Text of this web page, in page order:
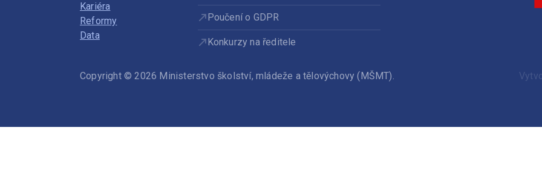
Kariéra
Reformy
Data
Poučení o GDPR
Konkurzy na ředitele
Copyright © 2026 Ministerstvo školství, mládeže a tělovýchovy (MŠMT).